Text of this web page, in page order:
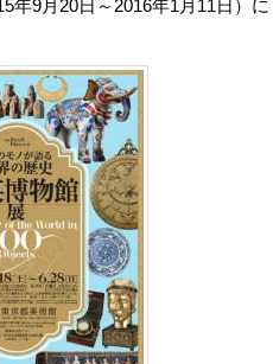
年9月20日～2016年1月11日）に